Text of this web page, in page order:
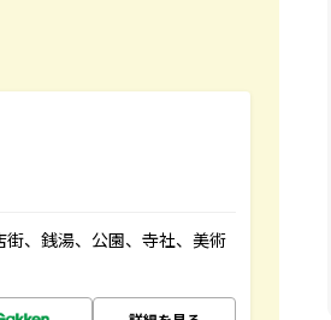
街、銭湯、公園、寺社、美術